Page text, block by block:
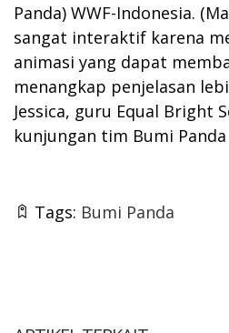
Panda) WWF-Indonesia.
sangat interaktif karena
animasi yang dapat
menangkap penjelasan
Jessica, guru Equal Bright
kunjungan tim Bumi
Tags: Bumi Panda